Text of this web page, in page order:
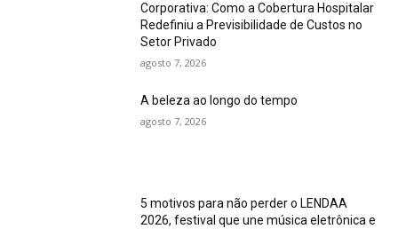
Corporativa: Como a Cobertura Hospitalar
Redefiniu a Previsibilidade de Custos no
Setor Privado
agosto 7, 2026
A beleza ao longo do tempo
agosto 7, 2026
5 motivos para não perder o LENDAA
2026, festival que une música eletrônica e